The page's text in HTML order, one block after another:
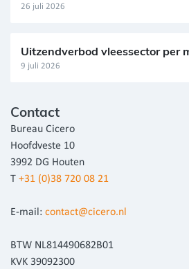
26 juli 2026
Uitzendverbod vleessector per
9 juli 2026
Contact
Bureau Cicero
Hoofdveste 10
3992 DG Houten
T +31 (0)38 720 08 21
E-mail: contact@cicero.nl
BTW NL814490682B01
KVK 39092300